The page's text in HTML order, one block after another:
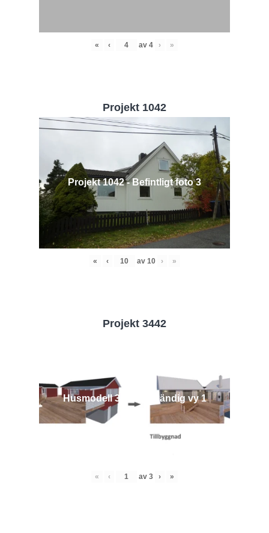
« ‹ av 4 › »
Projekt 1042
Projekt 1042 - Befintligt foto 3
« ‹ av 10 › »
Projekt 3442
Husmodell 3442 - Utvändig vy 1
« ‹ av 3 › »